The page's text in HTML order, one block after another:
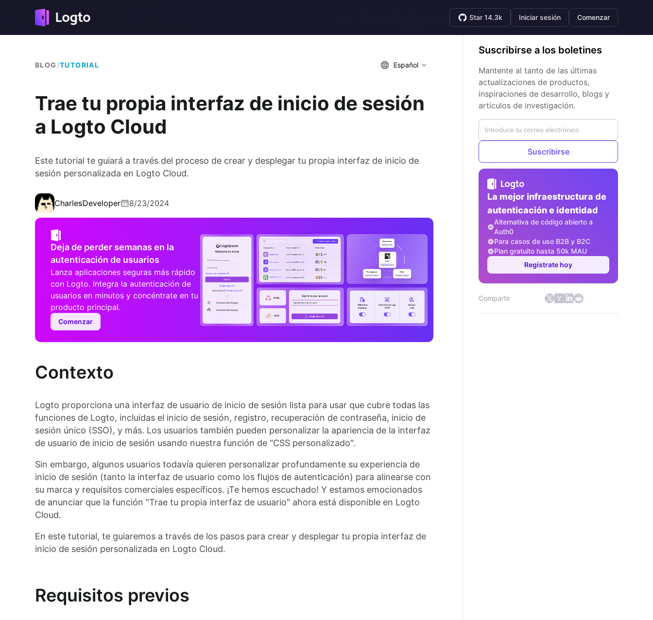
Star 14.3k Iniciar sesión Comenzar
BLOG /TUTORIAL Español
Trae tu propia interfaz de inicio de sesión
a Logto Cloud
Este tutorial te guiará a través del proceso de crear y desplegar tu propia interfaz de inicio de
sesión personalizada en Logto Cloud.
CharlesDeveloper 8/23/2024
Deja de perder semanas en la
autenticación de usuarios
Lanza aplicaciones seguras más rápido
con Logto. Integra la autenticación de
usuarios en minutos y concéntrate en tu
producto principal.
Comenzar
Contexto
Logto proporciona una interfaz de usuario de inicio de sesión lista para usar que cubre todas las
funciones de Logto, incluidas el inicio de sesión, registro, recuperación de contraseña, inicio de
sesión único (SSO), y más. Los usuarios también pueden personalizar la apariencia de la interfaz
de usuario de inicio de sesión usando nuestra función de "CSS personalizado".
Sin embargo, algunos usuarios todavía quieren personalizar profundamente su experiencia de
inicio de sesión (tanto la interfaz de usuario como los flujos de autenticación) para alinearse con
su marca y requisitos comerciales específicos. ¡Te hemos escuchado! Y estamos emocionados
de anunciar que la función "Trae tu propia interfaz de usuario" ahora está disponible en Logto
Cloud.
En este tutorial, te guiaremos a través de los pasos para crear y desplegar tu propia interfaz de
inicio de sesión personalizada en Logto Cloud.
Requisitos previos
Suscribirse a los boletines
Mantente al tanto de las últimas
actualizaciones de productos,
inspiraciones de desarrollo, blogs y
artículos de investigación.
Suscribirse
La mejor infraestructura de
autenticación e identidad
Alternativa de código abierto a
Auth0
Para casos de uso B2B y B2C
Plan gratuito hasta 50k MAU
Regístrate hoy
Compartir